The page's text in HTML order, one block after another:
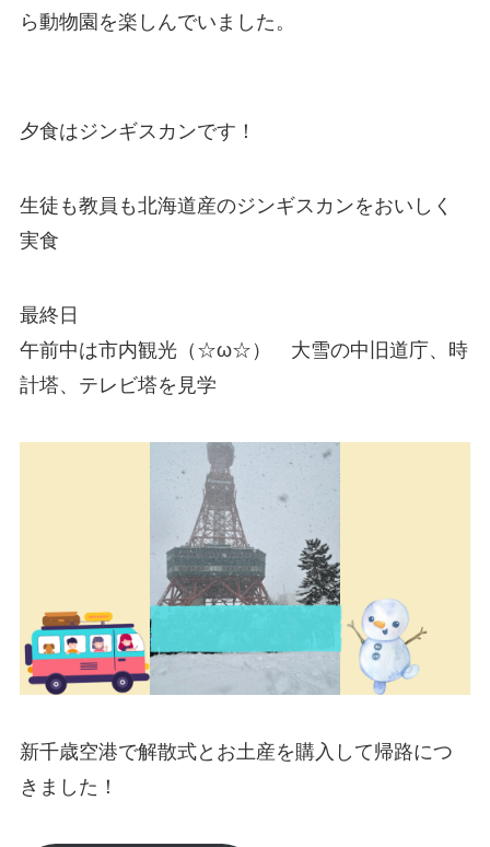
ら動物園を楽しんでいました。
夕食はジンギスカンです！
生徒も教員も北海道産のジンギスカンをおいしく
実食
最終日
午前中は市内観光（☆ω☆） 大雪の中旧道庁、時
計塔、テレビ塔を見学
新千歳空港で解散式とお土産を購入して帰路につ
きました！